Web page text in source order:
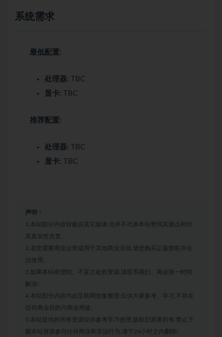
系统需求
最低配置:
处理器: TBC
显卡: TBC
推荐配置:
处理器: TBC
显卡: TBC
声明：
1.本站部分内容转载自其它媒体,但并不代表本站赞同其观点和对
其真实性负责。
2.若您需要商业运营或用于其他商业活动,请您购买正版授权并合
法使用。
3.如果本站有侵犯、不妥之处的资源,请联系我们。将会第一时间
解决!
4.本站部分内容均由互联网收集整理,仅供大家参考、学习,不存在
任何商业目的与商业用途。
5.本站提供的所有资源仅供参考学习使用,版权归原著所有,禁止下
载本站资源参与任何商业和非法行为,请于24小时之内删除!